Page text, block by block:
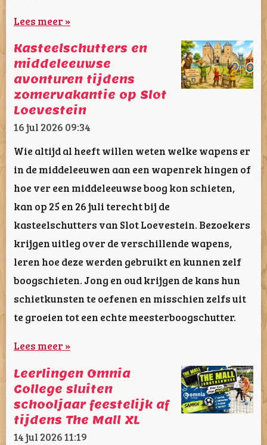
Lees meer »
Kasteelschutters en
middeleeuwse
avonturen tijdens
zomervakantie op Slot
Loevestein
16 jul 2026 09:34
Wie altijd al heeft willen weten welke wapens er
in de middeleeuwen aan een wapenrek hingen of
hoe ver een middeleeuwse boog kon schieten,
kan op 25 en 26 juli terecht bij de
kasteelschutters van Slot Loevestein. Bezoekers
krijgen uitleg over de verschillende wapens,
leren hoe deze werden gebruikt en kunnen zelf
boogschieten. Jong en oud krijgen de kans hun
schietkunsten te oefenen en misschien zelfs uit
te groeien tot een echte meesterboogschutter.
Lees meer »
Leerlingen Omnia
College sluiten
schooljaar feestelijk af
tijdens The Mall XL
14 jul 202611:19